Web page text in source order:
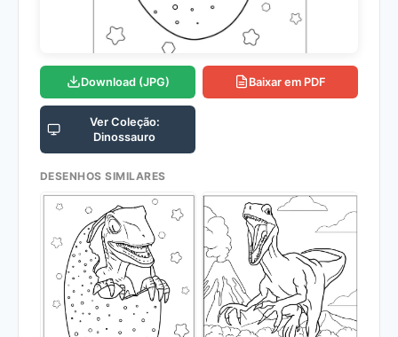
Download (JPG) Baixar em PDF
Ver Coleção:
Dinossauro
DESENHOS SIMILARES